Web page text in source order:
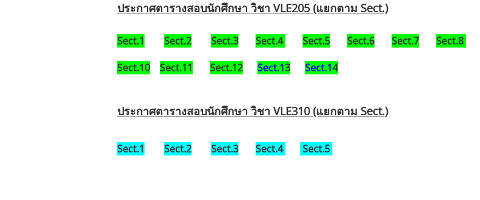
ประกาศตารางสอบนักศึกษา วิชา VLE205 (แยกตาม Sect.)
Sect.1 Sect.2 Sect.3 Sect.4 Sect.5 Sect.6 Sect.7 Sect.8
Sect.10
Sect.11 Sect.12 Sect.13 Sect.14
ประกาศตารางสอบนักศึกษา วิชา VLE310 (แยกตาม Sect.)
Sect.1 Sect.2 Sect.3 Sect.4 Sect.5